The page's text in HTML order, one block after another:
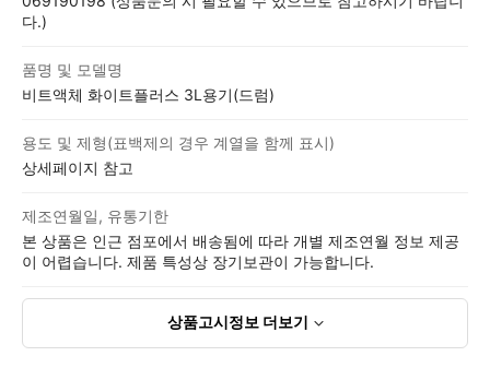
다.)
품명 및 모델명
비트액체 화이트플러스 3L용기(드럼)
용도 및 제형(표백제의 경우 계열을 함께 표시)
상세페이지 참고
제조연월일, 유통기한
본 상품은 인근 점포에서 배송됨에 따라 개별 제조연월 정보 제공
이 어렵습니다. 제품 특성상 장기보관이 가능합니다.
상품고시정보 더보기